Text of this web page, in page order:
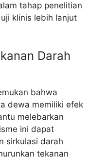
tahap penelitian
klinis lebih lanjut
Darah
bahwa
dewa memiliki efek
melebarkan
ini dapat
sirkulasi darah
tekanan